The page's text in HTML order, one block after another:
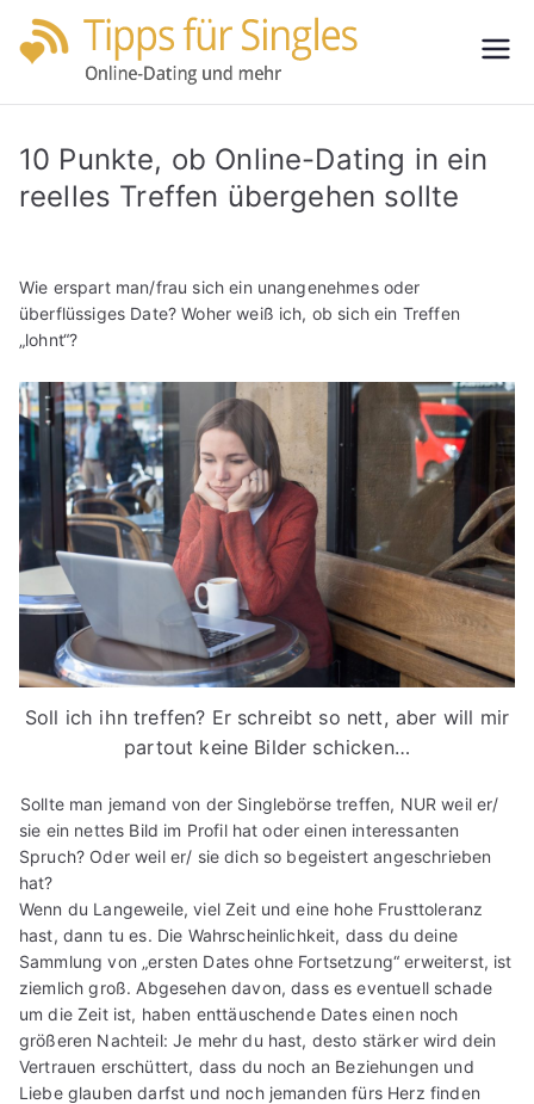
Zum
Inhalt
für
Single
s
10 Punkte, ob Online-Dating in ein
reelles Treffen übergehen sollte
Wie erspart man/frau sich ein unangenehmes oder
überflüssiges Date? Woher weiß ich, ob sich ein Treffen
„lohnt“?
Soll ich ihn treffen? Er schreibt so nett, aber will mir
partout keine Bilder schicken…
Sollte man jemand von der Singlebörse treffen, NUR weil er/
sie ein nettes Bild im Profil hat oder einen interessanten
Spruch? Oder weil er/ sie dich so begeistert angeschrieben
hat?
Wenn du Langeweile, viel Zeit und eine hohe Frusttoleranz
hast, dann tu es. Die Wahrscheinlichkeit, dass du deine
Sammlung von „ersten Dates ohne Fortsetzung“ erweiterst, ist
ziemlich groß. Abgesehen davon, dass es eventuell schade
um die Zeit ist, haben enttäuschende Dates einen noch
größeren Nachteil: Je mehr du hast, desto stärker wird dein
Vertrauen erschüttert, dass du noch an Beziehungen und
Liebe glauben darfst und noch jemanden fürs Herz finden